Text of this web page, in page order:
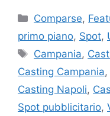
Categorie
Comparse,
primo piano, Spot,
Tag
Campania,
Casting Campania,
Casting Napoli,
Spot pubblicitario,